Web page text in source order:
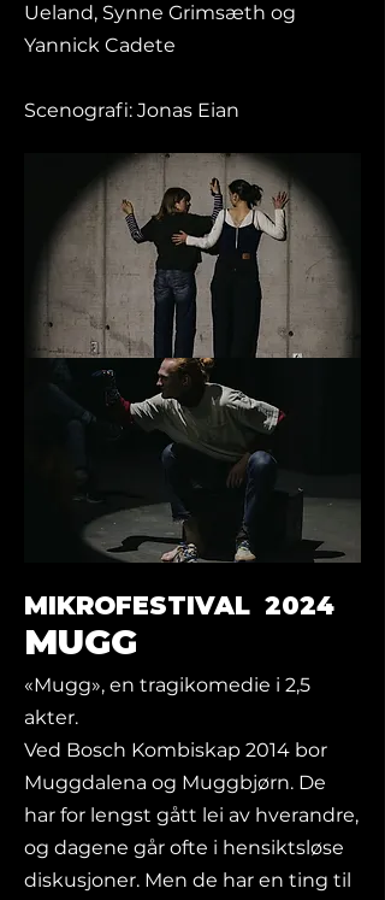
Ueland, Synne Grimsæth og
Yannick Cadete
Scenografi: Jonas Eian
MIKROFESTIVAL 2024
MUGG
«Mugg», en tragikomedie i 2,5
akter.
Ved Bosch Kombiskap 2014 bor
Muggdalena og Muggbjørn. De
har for lengst gått lei av hverandre,
og dagene går ofte i hensiktsløse
diskusjoner. Men de har en ting til